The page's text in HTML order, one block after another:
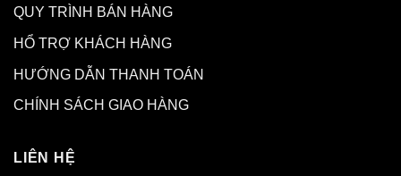
QUY TRÌNH BÁN HÀNG
HỔ TRỢ KHÁCH HÀNG
HƯỚNG DẪN THANH TOÁN
CHÍNH SÁCH GIAO HÀNG
LIÊN HỆ